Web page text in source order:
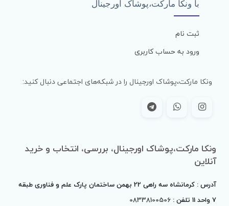
با ونکا مارکت،پوشاک اورجینال
ثبت نام
ورود به حساب کاربری
ونکا مارکت،پوشاک اورجینال را در شبکه‌های اجتماعی دنبال کنید:
ونکا مارکت،پوشاک اورجینال، بررسی، انتخاب و خرید
آنلاین
آدرس : کرمانشاه سه راهی 22 بهمن ساختمان پارک علم و فناوری طبقه
7 واحد 11 تلفن :
08338100506